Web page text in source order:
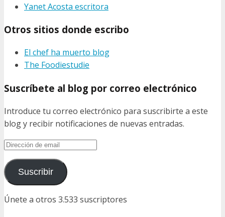
Yanet Acosta escritora
Otros sitios donde escribo
El chef ha muerto blog
The Foodiestudie
Suscríbete al blog por correo electrónico
Introduce tu correo electrónico para suscribirte a este
blog y recibir notificaciones de nuevas entradas.
Dirección
emailSuscribir
Únete a otros 3.533 suscriptores